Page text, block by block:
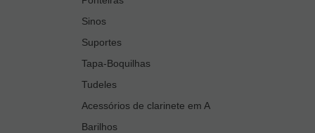
Sinos
Suportes
Tapa-Boquilhas
Tudeles
Acessórios de clarinete em A
Barilhos